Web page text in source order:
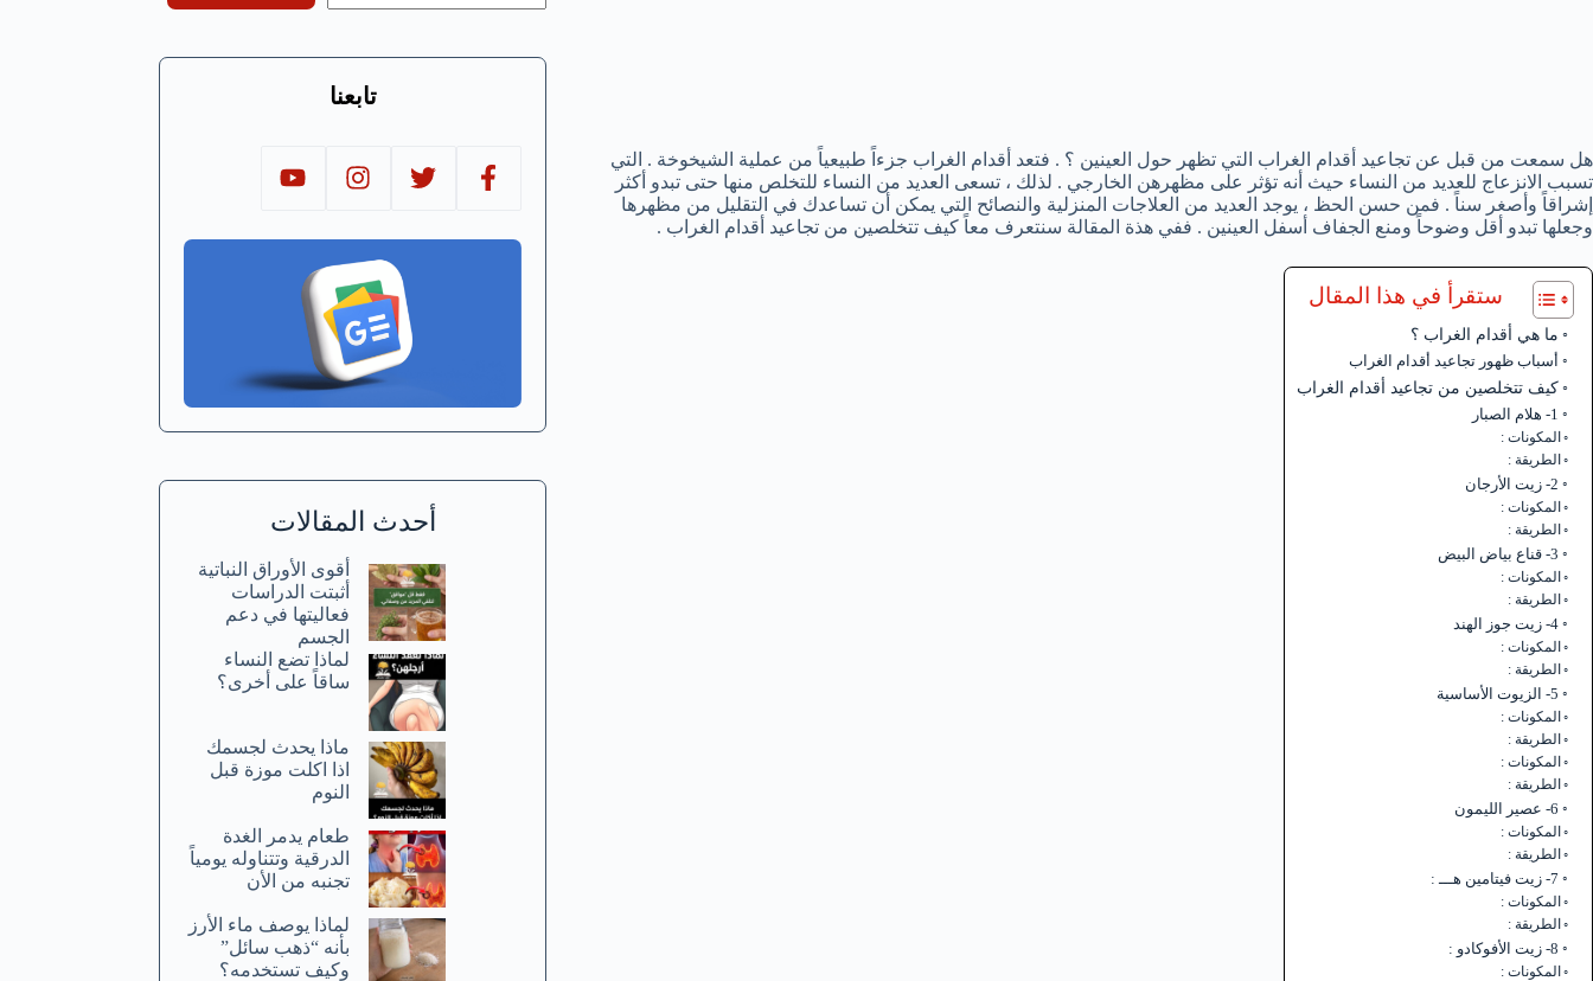
هل سمعت من قبل عن تجاعيد أقدام الغراب التي تظهر حول العينين ؟ . فتعد أقدام الغراب جزءاً طبيعياً من عملية الشيخوخة . التي
تسبب الانزعاج للعديد من النساء حيث أنه تؤثر على مظهرهن الخارجي . لذلك ، تسعى العديد من النساء للتخلص منها حتى تبدو أكثر
إشراقاً وأصغر سناً . فمن حسن الحظ ، يوجد العديد من العلاجات المنزلية والنصائح التي يمكن أن تساعدك في التقليل من مظهرها
وجعلها تبدو أقل وضوحاً ومنع الجفاف أسفل العينين . ففي هذة المقالة سنتعرف معاً كيف تتخلصين من تجاعيد أقدام الغراب .
ستقرأ في هذا المقال
ما هي أقدام الغراب ؟
أسباب ظهور تجاعيد أقدام الغراب
كيف تتخلصين من تجاعيد أقدام الغراب
1- هلام الصبار
المكونات :
الطريقة :
2- زيت الأرجان
المكونات :
الطريقة :
3- قناع بياض البيض
المكونات :
الطريقة :
4- زيت جوز الهند
المكونات :
الطريقة :
5- الزيوت الأساسية
المكونات :
الطريقة :
المكونات :
الطريقة :
6- عصير الليمون
المكونات :
الطريقة :
7- زيت فيتامين هـــ :
المكونات :
الطريقة :
8- زيت الأفوكادو :
المكونات :
تابعنا
أحدث المقالات
أقوى الأوراق النباتية
أثبتت الدراسات
فعاليتها في دعم
الجسم
لماذا تضع النساء
ساقاً على أخرى؟
ماذا يحدث لجسمك
اذا اكلت موزة قبل
النوم
طعام يدمر الغدة
الدرقية وتتناوله يومياً
تجنبه من الأن
لماذا يوصف ماء الأرز
بأنه “ذهب سائل”
وكيف تستخدمه؟